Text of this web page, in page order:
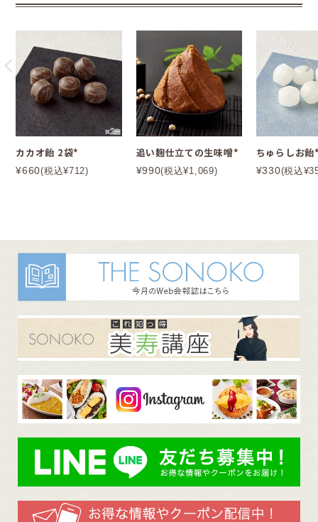
カカオ飴 2袋*
¥660(税込¥712)
追い麹仕立ての生味噌*
¥990(税込¥1,069)
ちゅらしお
¥330(税込